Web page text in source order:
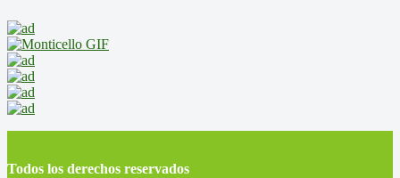
Todos los derechos reservados